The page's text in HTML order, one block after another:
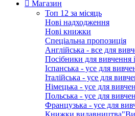
Магазин
Топ 12 за місяць
Нові надходження
Нові книжки
Спеціальна пропозиція
Англійська - все для
Посібники для
Іспанська - усе для
Італійська - усе для
Німецька - усе для
Польська - усе для
Французька - усе для